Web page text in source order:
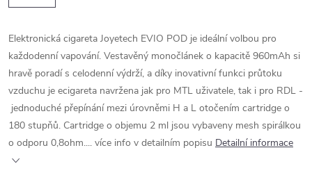
Elektronická cigareta Joyetech EVIO POD je ideální volbou pro
každodenní vapování. Vestavěný monočlánek o kapacitě 960mAh si
hravě poradí s celodenní výdrží, a díky inovativní funkci průtoku
vzduchu je ecigareta navržena jak pro MTL uživatele, tak i pro RDL -
jednoduché přepínání mezi úrovněmi H a L otočením cartridge o
180 stupňů. Cartridge o objemu 2 ml jsou vybaveny mesh spirálkou
o odporu 0,8ohm.... více info v detailním popisu Detailní informace